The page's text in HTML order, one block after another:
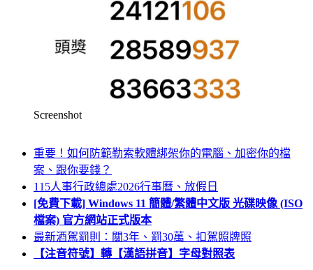
Screenshot
重要！如何防範勒索軟體綁架你的電腦、加密你的檔
案、跟你要錢？
115人事行政總處2026行事曆、放假日
[免費下載] Windows 11 簡體/繁體中文版 光碟映像 (ISO
檔案) 官方網站正式版本
最新酒駕罰則：關3年、罰30萬、扣駕照牌照
【注音符號】轉【漢語拼音】字母對照表